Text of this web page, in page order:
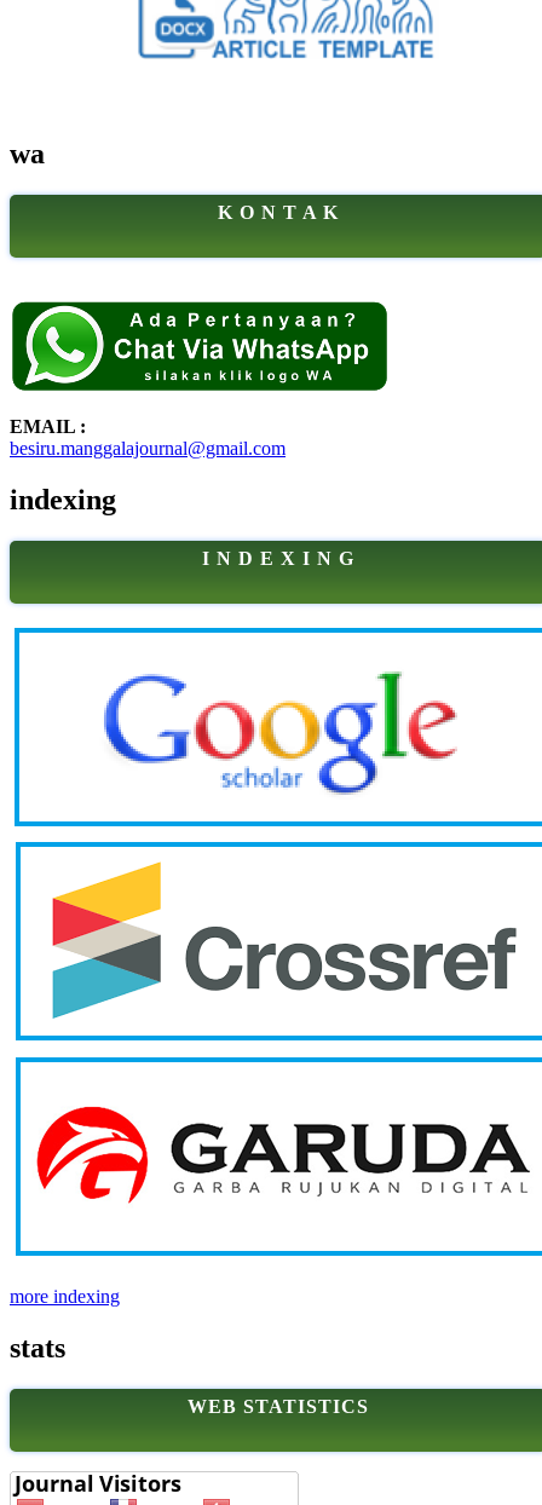
wa
K O N T A K
EMAIL :
besiru.manggalajournal@gmail.com
indexing
I N D E X I N G
more indexing
stats
WEB STATISTICS